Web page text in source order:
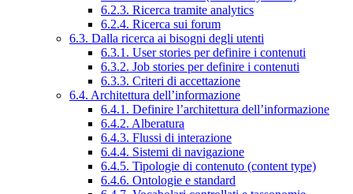
6.2.3. Ricerca tramite analytics
6.2.4. Ricerca sui forum
6.3. Dalla ricerca ai bisogni degli utenti
6.3.1. User stories per definire i contenuti
6.3.2. Job stories per definire i contenuti
6.3.3. Criteri di accettazione
6.4. Architettura dell’informazione
6.4.1. Definire l’architettura dell’informazione
6.4.2. Alberatura
6.4.3. Flussi di interazione
6.4.4. Sistemi di navigazione
6.4.5. Tipologie di contenuto (content type)
6.4.6. Ontologie e standard